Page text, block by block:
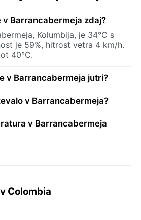
v Barrancabermeja zdaj?
Kolumbija, je 34°C s
je 59%, hitrost vetra 4 km/h.
40°C.
v Barrancabermeja jutri?
v Barrancabermeja?
v Barrancabermeja
Colombia